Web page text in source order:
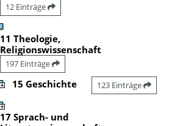
12 Einträge
11 Theologie,
Religionswissenschaft
197 Einträge
15 Geschichte 123 Einträge
17 Sprach- und